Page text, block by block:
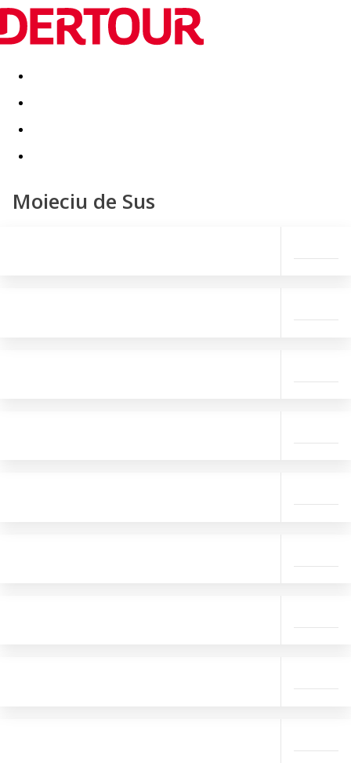
Destinatii Vacanta perfecta OFERTE DE NERATAT
Moieciu de Sus